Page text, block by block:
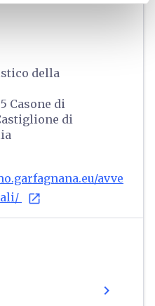
della
Casone di
di
avve
open_in_new
chevron_right